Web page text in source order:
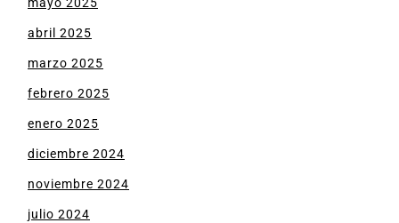
abril 2025
marzo 2025
febrero 2025
enero 2025
diciembre 2024
noviembre 2024
julio 2024